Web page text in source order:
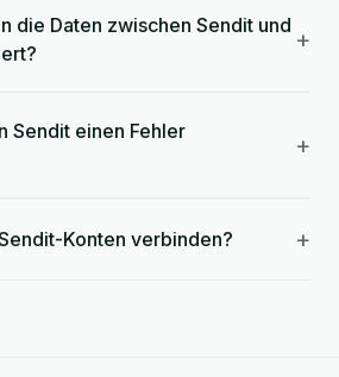
die Daten zwischen Sendit und +
Sendit einen Fehler
+
Konten verbinden? +